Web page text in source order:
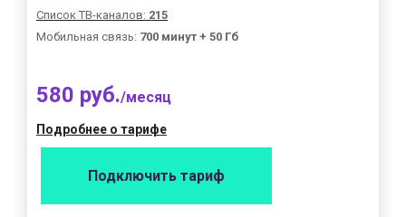
Список ТВ-каналов: 215
Мобильная связь: 700 минут + 50 Гб
580 руб./месяц
Подробнее о тарифе
Подключить тариф